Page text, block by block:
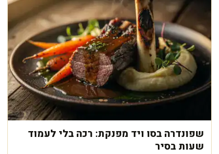
שפונדרה בסו ויד מפנקת: רכה בלי לעמוד
שעות בסיר